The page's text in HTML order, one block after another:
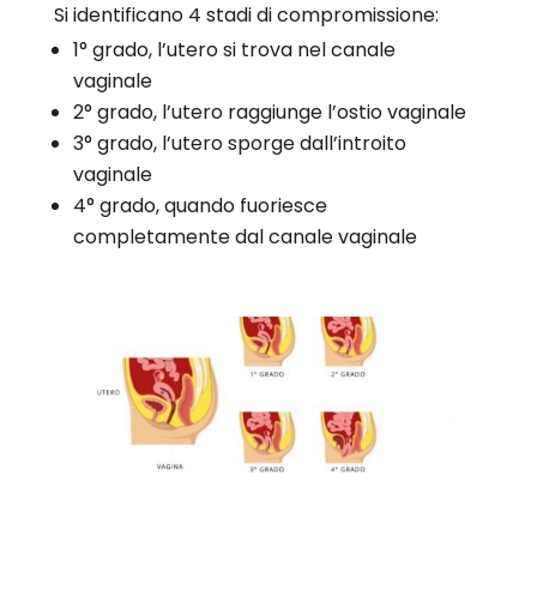
Si identificano 4 stadi di compromissione:
1° grado, l’utero si trova nel canale
vaginale
2° grado, l’utero raggiunge l’ostio vaginale
3° grado, l’utero sporge dall’introito
vaginale
4° grado, quando fuoriesce
completamente dal canale vaginale